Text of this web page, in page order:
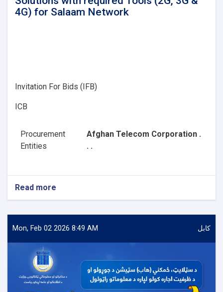
4G) for Salaam Network
Invitation For Bids (IFB)
ICB
Procurement
Entities
Afghan Telecom Corporation .
. .
Read more
Procurement
Software
(Planet)
(2G,
Mon, Feb 02 2026 8:49 AM کابل